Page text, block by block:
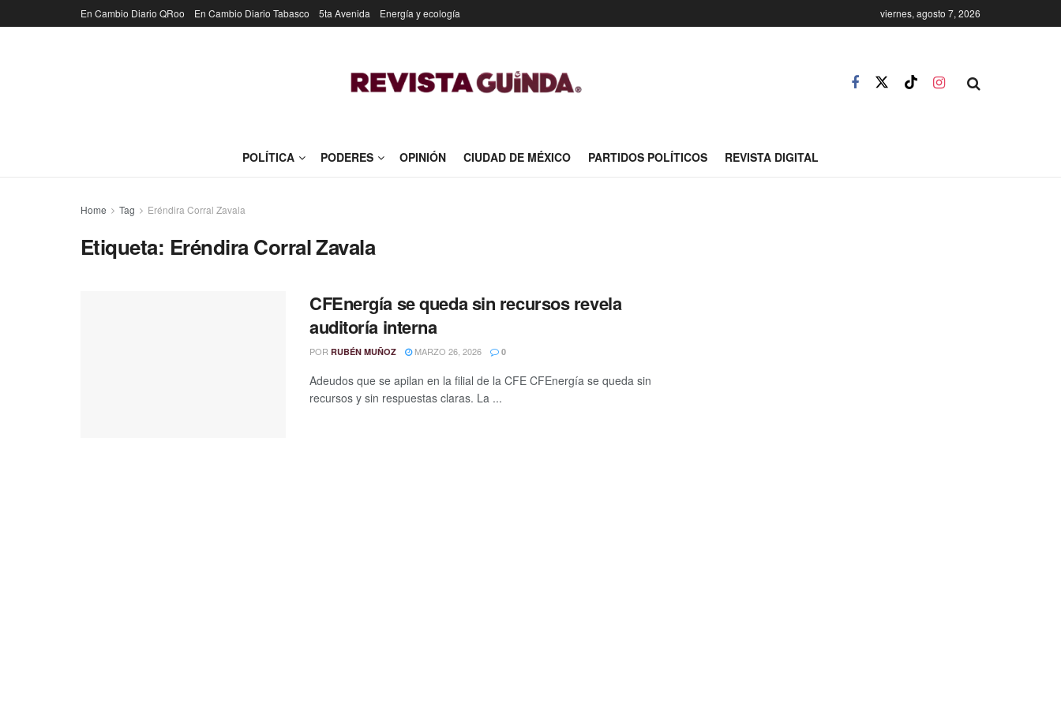
En Cambio Diario QRoo En Cambio Diario Tabasco 5ta Avenida Energía y ecología viernes, agosto 7, 2026
POLÍTICA PODERES OPINIÓN CIUDAD DE MÉXICO PARTIDOS POLÍTICOS REVISTA DIGITAL
Home Tag Eréndira Corral Zavala
Etiqueta: Eréndira Corral Zavala
CFEnergía se queda sin recursos revela
auditoría interna
POR RUBÉN MUÑOZ MARZO 26, 2026 0
Adeudos que se apilan en la filial de la CFE CFEnergía se queda sin
recursos y sin respuestas claras. La ...